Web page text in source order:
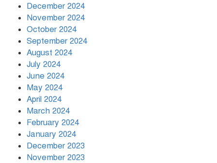
December 2024
November 2024
October 2024
September 2024
August 2024
July 2024
June 2024
May 2024
April 2024
March 2024
February 2024
January 2024
December 2023
November 2023